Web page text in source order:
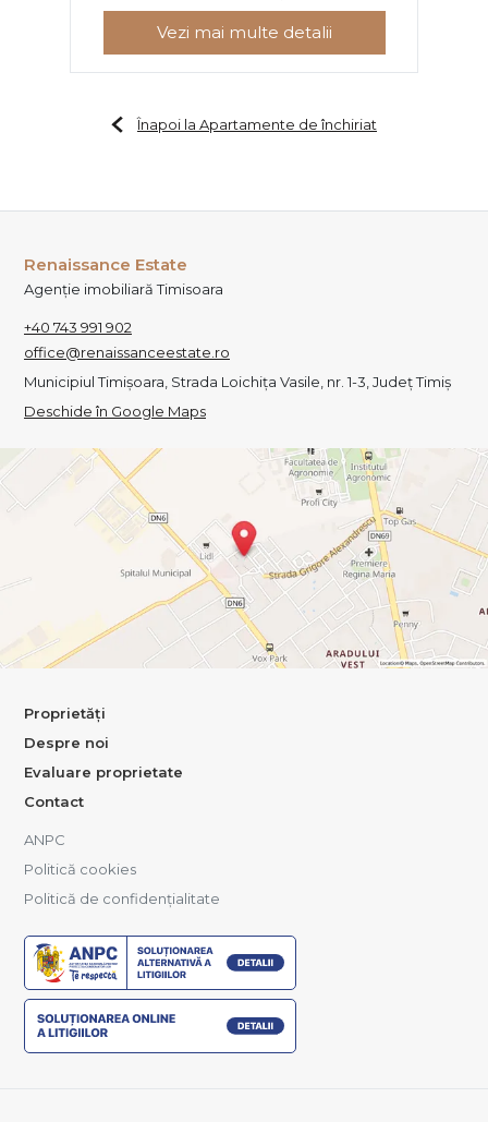
Vezi mai multe detalii
Înapoi la Apartamente de închiriat
Renaissance Estate
Agenție imobiliară Timisoara
+40 743 991 902
office@renaissanceestate.ro
Municipiul Timișoara, Strada Loichița Vasile, nr. 1-3, Județ Timiș
Deschide în Google Maps
Proprietăți
Despre noi
Evaluare proprietate
Contact
ANPC
Politică cookies
Politică de confidențialitate